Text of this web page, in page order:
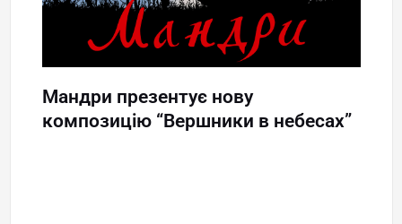
Мандри презентує нову
композицію “Вершники в небесах”